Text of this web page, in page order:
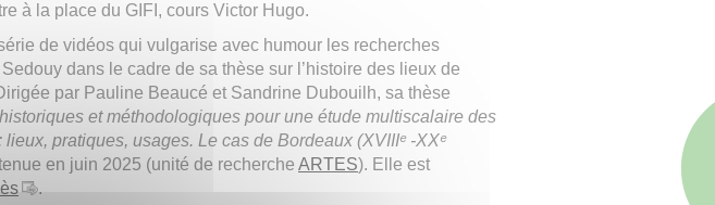
à la place du GIFI, cours Victor Hugo.
de vidéos qui vulgarise avec humour les recherches
dans le cadre de sa thèse sur l’histoire des lieux de
par Pauline Beaucé et Sandrine Dubouilh, sa thèse
et méthodologiques pour une étude multiscalaire des
pratiques, usages. Le cas de Bordeaux (XVIIIᵉ -XXᵉ
en juin 2025 (unité de recherche ARTES). Elle est
.